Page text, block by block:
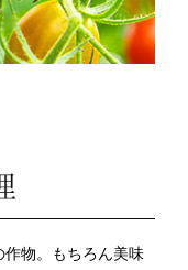
作物。もちろん美味